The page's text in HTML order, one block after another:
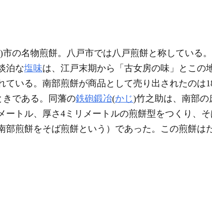
の名物煎餅。八戸市では八戸煎餅と称している
泊な塩味は、江戸末期から「古女房の味」とこの
いる。南部煎餅が商品として売り出されたのは
である。同藩の鉄砲鍛冶(かじ)竹之助は、南部の
ートル、厚さ4ミリメートルの煎餅型をつくり、
部煎餅をそば煎餅という）であった。この煎餅は